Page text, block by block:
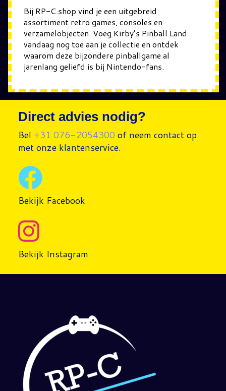
Bij RP-C.shop vind je een uitgebreid
assortiment retro games, consoles en
verzamelobjecten. Voeg Kirby’s Pinball Land
vandaag nog toe aan je collectie en ontdek
waarom deze bijzondere pinballgame al
jarenlang geliefd is bij Nintendo-fans.
Direct advies nodig?
Bel +31 076-2054300 of neem contact op
met onze klantenservice.
Bekijk Facebook
Bekijk Instagram